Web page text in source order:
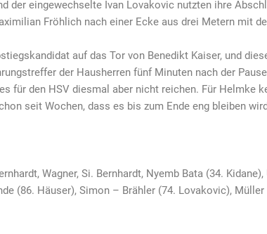
der eingewechselte Ivan Lovakovic nutzten ihre
Fröhlich nach einer Ecke aus drei Metern mit
auf das Tor von Benedikt Kaiser, und
der Hausherren fünf Minuten nach der
den HSV diesmal aber nicht reichen. Für Helmke
seit Wochen, dass es bis zum Ende eng bleiben
Wagner, Si. Bernhardt, Nyemb Bata (34.
(86. Häuser), Simon – Brähler (74. Lovakovic),